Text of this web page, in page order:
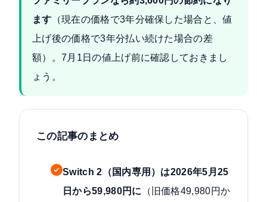
ます （現在の価格で3年分確保した場合と、値
上げ後の価格で3年分払い続けた場合の差
額）。7月1日の値上げ前に確認しておきまし
ょう。
この記事のまとめ
Switch 2（国内専用）は2026年5月25
日から59,980円に （旧価格49,980円か